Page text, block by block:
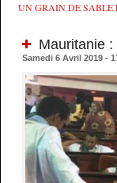
UN GRAIN DE SABLE
Mauritanie
Samedi 6 Avril 2019 -